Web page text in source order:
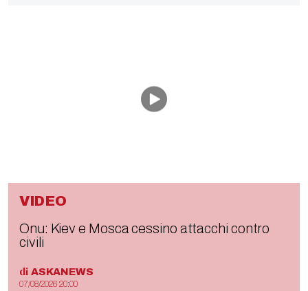
VIDEO
Onu: Kiev e Mosca cessino attacchi contro
civili
di ASKANEWS
07/08/2026 20:00